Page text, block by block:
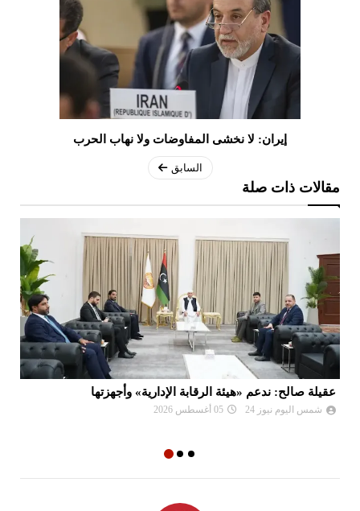
إيران: لا نخشى المفاوضات ولا نهاب الحرب
السابق
مقالات ذات صلة
عقيلة صالح: ندعم «هيئة الرقابة الإدارية» وأجهزتها
شمس اليوم نيوز 24 05 أغسطس 2026